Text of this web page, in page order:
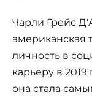
Чарли Грейс
американская
личность в
карьеру в 2019
она стала